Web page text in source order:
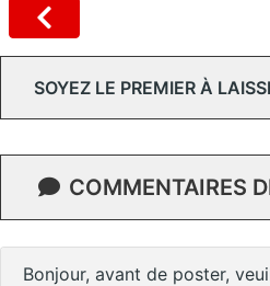
SOYEZ LE PREMIER À
COMMENTAIRES
Bonjour, avant de poster,